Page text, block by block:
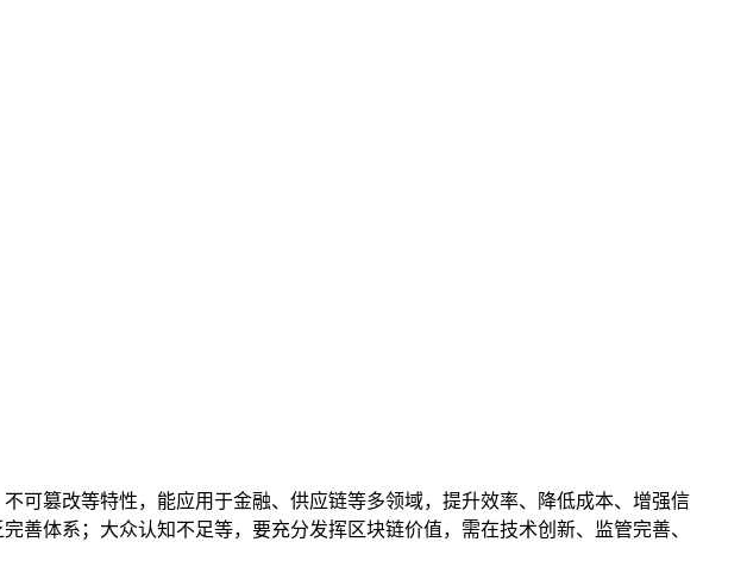
可篡改等特性，能应用于金融、供应链等多领域，提升效率、降低成本、增强信
体系；大众认知不足等，要充分发挥区块链价值，需在技术创新、监管完善、